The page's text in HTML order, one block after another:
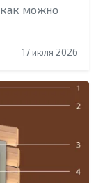
как можно
17 июля 2026